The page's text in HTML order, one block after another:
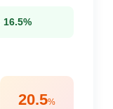
16.5%
20.5%